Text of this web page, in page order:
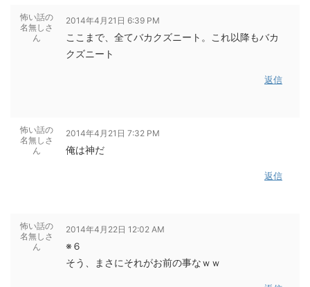
怖い話の
名無しさ
ん
2014年4月21日 6:39 PM
ここまで、全てバカクズニート。これ以降もバカ
クズニート
返信
怖い話の
名無しさ
ん
2014年4月21日 7:32 PM
俺は神だ
返信
怖い話の
名無しさ
ん
2014年4月22日 12:02 AM
※６
そう、まさにそれがお前の事なｗｗ